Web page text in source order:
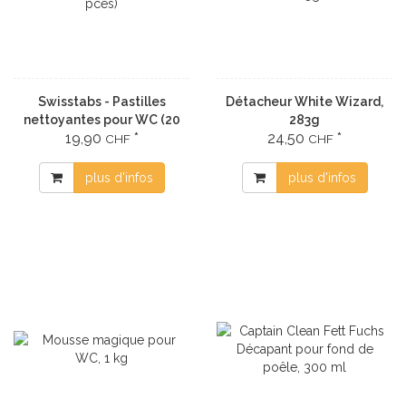
Swisstabs - Pastilles
nettoyantes pour WC (20
pces)
19,90 CHF*
plus d'infos
Détacheur White Wizard,
283g
24,50 CHF *
plus d'infos